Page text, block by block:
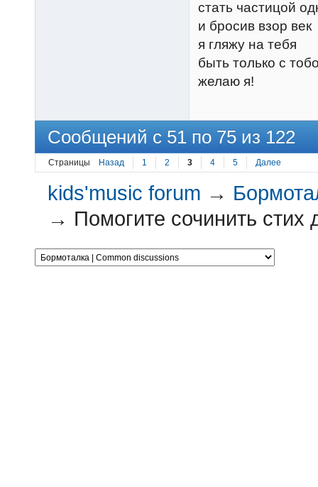
стать частицой
и бросив взор век
я гляжу на тебя
быть только с
желаю я!
Сообщений с 51 по 75 из 122
Страницы Назад 1 2 3 4 5 Далее
kids'music forum →
→ Помогите сочинить стих